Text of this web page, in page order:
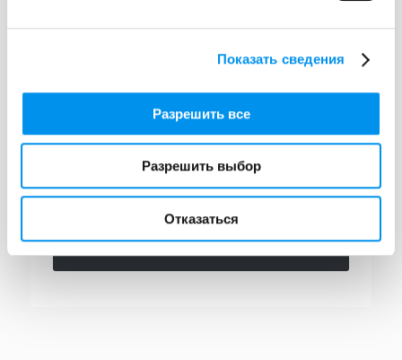
Показать сведения
Разрешить все
Разрешить выбор
Отказаться
Соглашаюсь на предоставление личный